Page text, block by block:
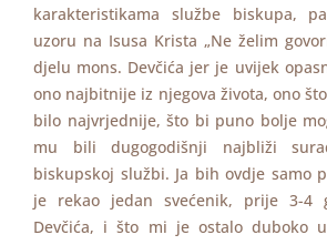
karakteristikama službe biskupa,
uzoru na Isusa Krista „Ne želim
djelu mons. Devčića jer je uvijek
ono najbitnije iz njegova života, ono
bilo najvrjednije, što bi puno bolje
mu bili dugogodišnji najbliži
biskupskoj službi. Ja bih ovdje samo
je rekao jedan svećenik, prije 3-4
Devčića, i što mi je ostalo duboko